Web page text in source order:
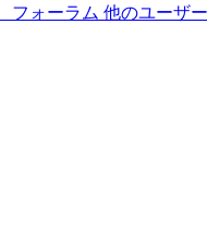
フォーラム 他のユーザ